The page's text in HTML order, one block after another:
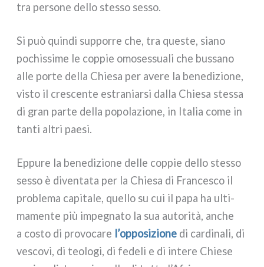
tra per­so­ne del­lo stes­so ses­so.
Si può quin­di sup­por­re che, tra que­ste, sia­no
pochis­si­me le cop­pie omo­ses­sua­li che bus­sa­no
alle por­te del­la Chiesa per ave­re la bene­di­zio­ne,
visto il cre­scen­te estra­niar­si dal­la Chiesa stes­sa
di gran par­te del­la popo­la­zio­ne, in Italia come in
tan­ti altri pae­si.
Eppure la bene­di­zio­ne del­le cop­pie del­lo stes­so
ses­so è diven­ta­ta per la Chiesa di Francesco il
pro­ble­ma capi­ta­le, quel­lo su cui il papa ha ulti­
ma­men­te più impe­gna­to la sua auto­ri­tà, anche
a costo di pro­vo­ca­re l’opposizione di car­di­na­li, di
vesco­vi, di teo­lo­gi, di fede­li e di inte­re Chiese